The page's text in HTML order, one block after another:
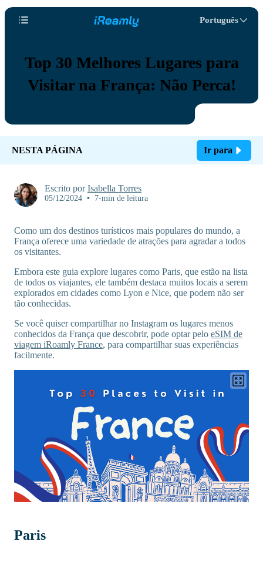
Português
Top 30 Melhores Lugares para
Visitar na França: Não Perca!
NESTA PÁGINA Ir para
Escrito porIsabella Torres
05/12/2024 • 7-min de leitura
Como um dos destinos turísticos mais populares do mundo, a
França oferece uma variedade de atrações para agradar a todos
os visitantes.
Embora este guia explore lugares como Paris, que estão na lista
de todos os viajantes, ele também destaca muitos locais a serem
explorados em cidades como Lyon e Nice, que podem não ser
tão conhecidas.
Se você quiser compartilhar no Instagram os lugares menos
conhecidos da França que descobrir, pode optar pelo eSIM de
viagem iRoamly France, para compartilhar suas experiências
facilmente.
Paris